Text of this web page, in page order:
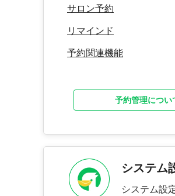
サロン予約
リマインド
予約関連機能
予約管理につい
システム
システム設